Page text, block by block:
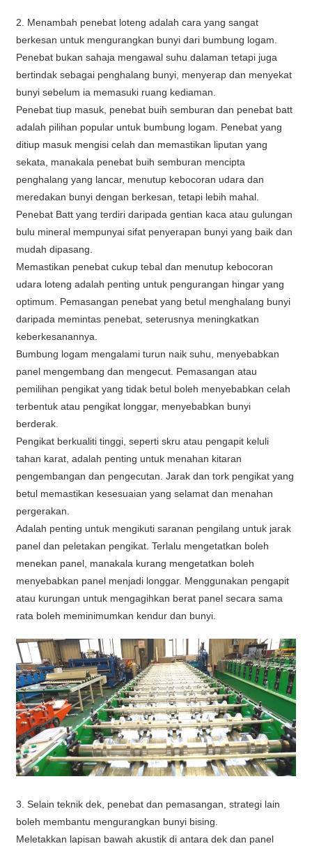
2. Menambah penebat loteng adalah cara yang sangat
berkesan untuk mengurangkan bunyi dari bumbung logam.
Penebat bukan sahaja mengawal suhu dalaman tetapi juga
bertindak sebagai penghalang bunyi, menyerap dan menyekat
bunyi sebelum ia memasuki ruang kediaman.
Penebat tiup masuk, penebat buih semburan dan penebat batt
adalah pilihan popular untuk bumbung logam. Penebat yang
ditiup masuk mengisi celah dan memastikan liputan yang
sekata, manakala penebat buih semburan mencipta
penghalang yang lancar, menutup kebocoran udara dan
meredakan bunyi dengan berkesan, tetapi lebih mahal.
Penebat Batt yang terdiri daripada gentian kaca atau gulungan
bulu mineral mempunyai sifat penyerapan bunyi yang baik dan
mudah dipasang.
Memastikan penebat cukup tebal dan menutup kebocoran
udara loteng adalah penting untuk pengurangan hingar yang
optimum. Pemasangan penebat yang betul menghalang bunyi
daripada memintas penebat, seterusnya meningkatkan
keberkesanannya.
Bumbung logam mengalami turun naik suhu, menyebabkan
panel mengembang dan mengecut. Pemasangan atau
pemilihan pengikat yang tidak betul boleh menyebabkan celah
terbentuk atau pengikat longgar, menyebabkan bunyi
berderak.
Pengikat berkualiti tinggi, seperti skru atau pengapit keluli
tahan karat, adalah penting untuk menahan kitaran
pengembangan dan pengecutan. Jarak dan tork pengikat yang
betul memastikan kesesuaian yang selamat dan menahan
pergerakan.
Adalah penting untuk mengikuti saranan pengilang untuk jarak
panel dan peletakan pengikat. Terlalu mengetatkan boleh
menekan panel, manakala kurang mengetatkan boleh
menyebabkan panel menjadi longgar. Menggunakan pengapit
atau kurungan untuk mengagihkan berat panel secara sama
rata boleh meminimumkan kendur dan bunyi.
3. Selain teknik dek, penebat dan pemasangan, strategi lain
boleh membantu mengurangkan bunyi bising.
Meletakkan lapisan bawah akustik di antara dek dan panel